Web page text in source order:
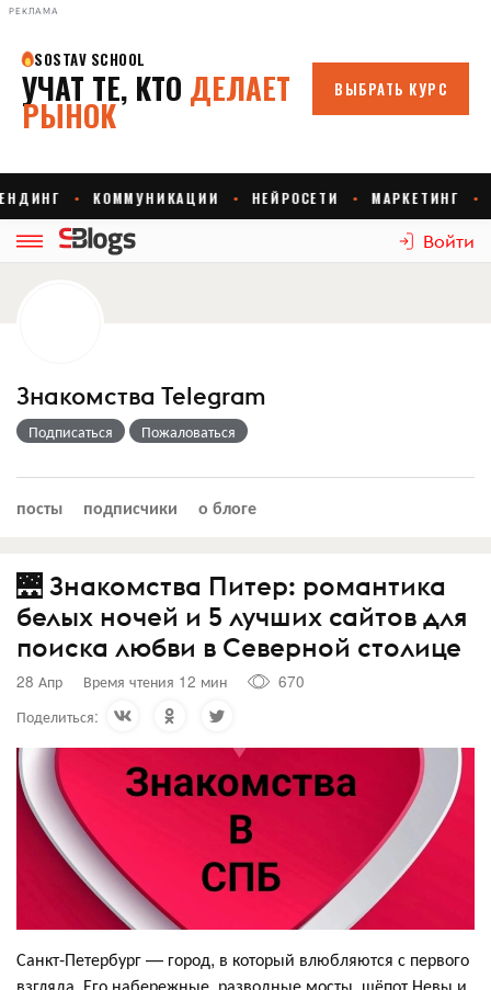
РЕКЛАМА
Войти
Знакомства Telegram
Подписаться Пожаловаться
посты подписчики о блоге
🌉 Знакомства Питер: романтика
белых ночей и 5 лучших сайтов для
поиска любви в Северной столице
28 Апр Время чтения 12 мин
670
Поделиться:
Санкт-Петербург — город, в который влюбляются с первого